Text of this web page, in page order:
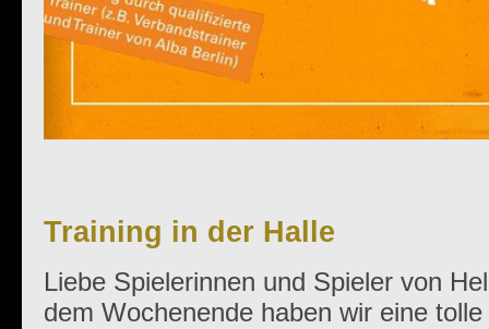
Training in der Halle
Liebe Spielerinnen und Spieler von
dem Wochenende haben wir eine